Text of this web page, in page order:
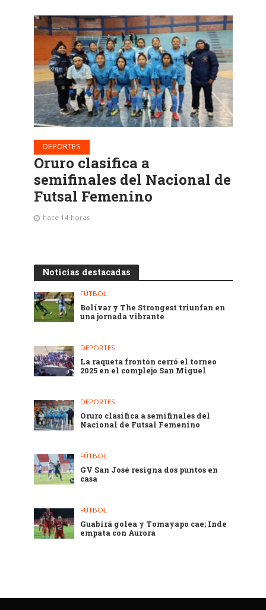
DEPORTES
Oruro clasifica a
semifinales del Nacional de
Futsal Femenino
hace 14 horas
Noticias destacadas
FÚTBOL
Bolívar y The Strongest triunfan en
una jornada vibrante
DEPORTES
La raqueta frontón cerró el torneo
2025 en el complejo San Miguel
DEPORTES
Oruro clasifica a semifinales del
Nacional de Futsal Femenino
FÚTBOL
GV San José resigna dos puntos en
casa
FÚTBOL
Guabirá golea y Tomayapo cae; Inde
empata con Aurora